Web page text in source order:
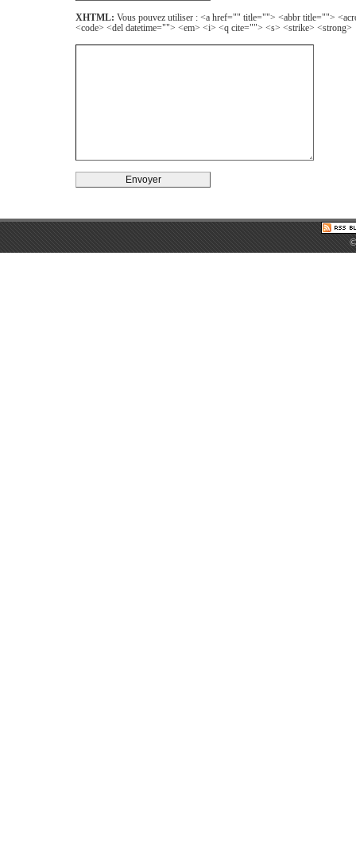
XHTML: Vous pouvez utiliser : <a href="" title=""> <abbr title="">
<code> <del datetime=""> <em> <i> <q cite=""> <s> <strike> <strong>